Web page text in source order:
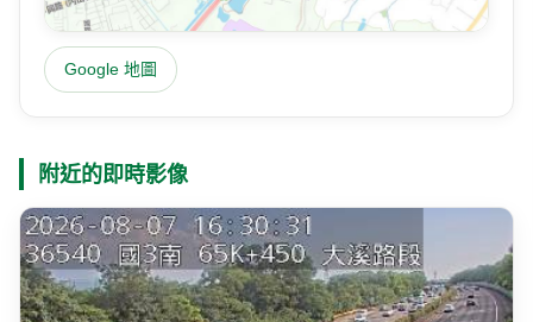
Google 地圖
附近的即時影像